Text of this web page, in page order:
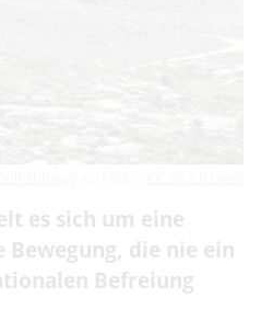
es sich um eine
die nie ein
Befreiung